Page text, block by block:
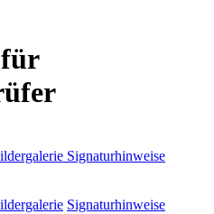
für
Signaturhinweise
Signaturhinweise